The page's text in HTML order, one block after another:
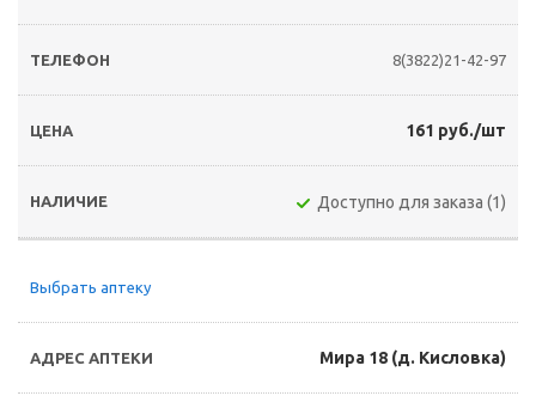
8(3822)21-42-97
161 руб./шт
Доступно для заказа (1)
Выбрать аптеку
Мира 18 (д. Кисловка)